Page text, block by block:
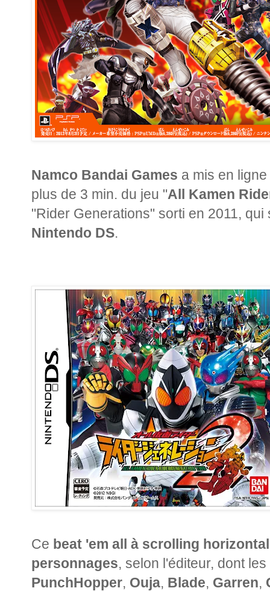
Namco Bandai Games a mis en
plus de 3 min. du jeu "All Kamen
"Rider Generations" sorti en 2011,
Nintendo DS.
Ce beat 'em all à scrolling horizontal
personnages, selon l'éditeur, dont
PunchHopper, Ouja, Blade, Garren,